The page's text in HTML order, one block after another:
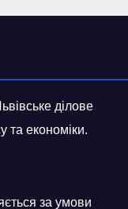
ділове
та економіки.
за умови